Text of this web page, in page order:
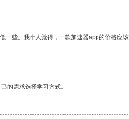
一些。我个人觉得，一款加速器app的价格应该
的需求选择学习方式。